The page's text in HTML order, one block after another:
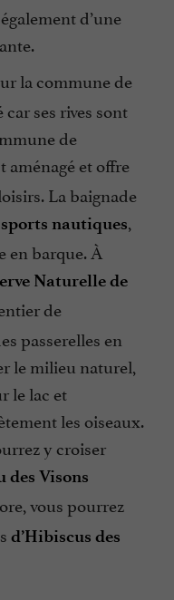
d’une
la commune de
ses rives sont
de
aménagé et offre
La baignade
sports nautiques
en barque. À
Naturelle de
de
passerelles en
le milieu naturel,
le lac et
les oiseaux.
y croiser
des Visons
vous pourrez
d’Hibiscus des